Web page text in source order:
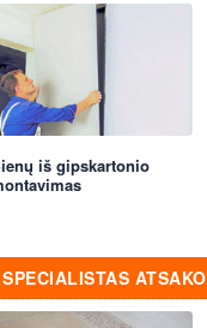
iš gipskartonio
SPECIALISTAS ATSAKO